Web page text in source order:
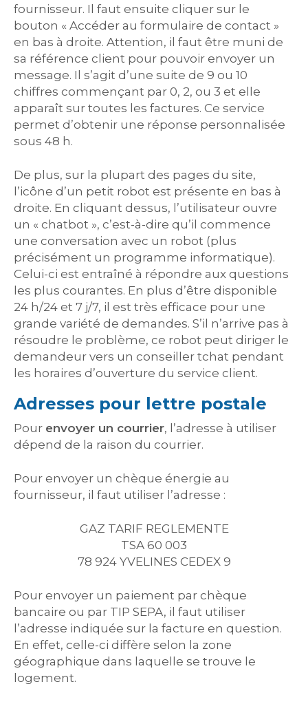
fournisseur. Il faut ensuite cliquer sur le
bouton « Accéder au formulaire de contact »
en bas à droite. Attention, il faut être muni de
sa référence client pour pouvoir envoyer un
message. Il s’agit d’une suite de 9 ou 10
chiffres commençant par 0, 2, ou 3 et elle
apparaît sur toutes les factures. Ce service
permet d’obtenir une réponse personnalisée
sous 48 h.
De plus, sur la plupart des pages du site,
l’icône d’un petit robot est présente en bas à
droite. En cliquant dessus, l’utilisateur ouvre
un « chatbot », c’est-à-dire qu’il commence
une conversation avec un robot (plus
précisément un programme informatique).
Celui-ci est entraîné à répondre aux questions
les plus courantes. En plus d’être disponible
24 h/24 et 7 j/7, il est très efficace pour une
grande variété de demandes. S’il n’arrive pas à
résoudre le problème, ce robot peut diriger le
demandeur vers un conseiller tchat pendant
les horaires d’ouverture du service client.
Adresses pour lettre postale
Pour envoyer un courrier, l’adresse à utiliser
dépend de la raison du courrier.
Pour envoyer un chèque énergie au
fournisseur, il faut utiliser l’adresse :
GAZ TARIF REGLEMENTE
TSA 60 003
78 924 YVELINES CEDEX 9
Pour envoyer un paiement par chèque
bancaire ou par TIP SEPA, il faut utiliser
l’adresse indiquée sur la facture en question.
En effet, celle-ci diffère selon la zone
géographique dans laquelle se trouve le
logement.